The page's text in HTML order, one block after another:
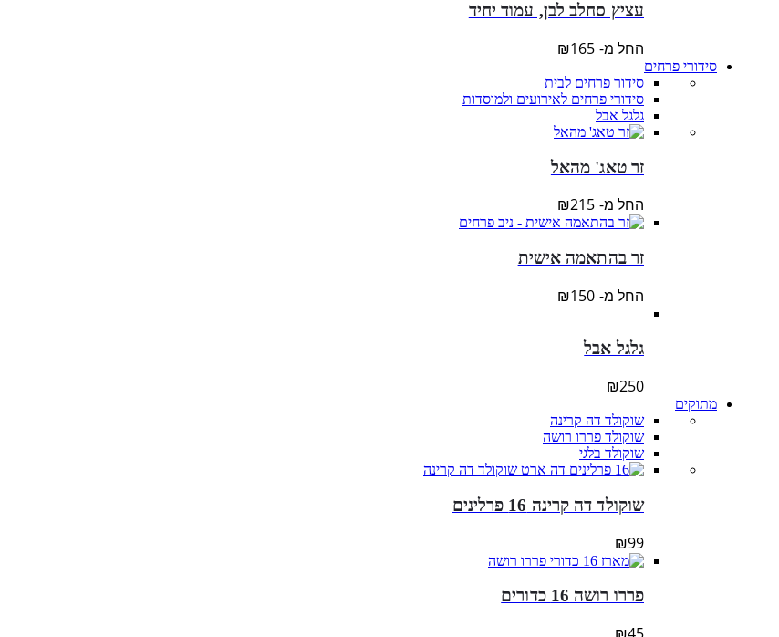
עציץ סחלב לבן, עמוד יחיד
החל מ- ₪165
סידורי פרחים
סידור פרחים לבית
סידורי פרחים לאירועים ולמוסדות
גלגל אבל
זר טאג' מהאל
החל מ- ₪215
זר בהתאמה אישית
החל מ- ₪150
גלגל אבל
₪250
מתוקים
שוקולד דה קרינה
שוקולד פררו רושה
שוקולד בלגי
שוקולד דה קרינה 16 פרלינים
₪99
פררו רושה 16 כדורים